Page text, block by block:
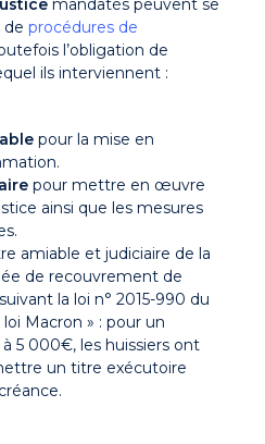
mandatés peuvent se
de procédures de
l’obligation de
ils interviennent :
pour la mise en
pour mettre en œuvre
ainsi que les mesures
amiable et judiciaire de la
de recouvrement de
la loi n° 2015-990 du
Macron » : pour un
5 000€, les huissiers ont
un titre exécutoire